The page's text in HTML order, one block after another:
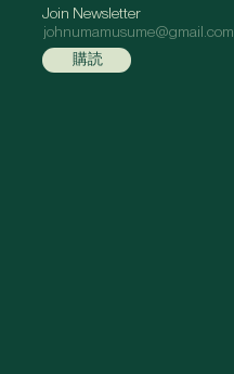
Join Newsletter